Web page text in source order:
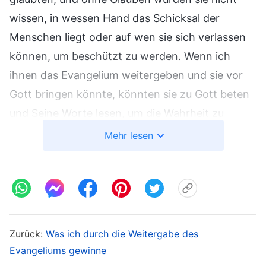
wissen, in wessen Hand das Schicksal der
Menschen liegt oder auf wen sie sich verlassen
können, um beschützt zu werden. Wenn ich
ihnen das Evangelium weitergeben und sie vor
Gott bringen könnte, könnten sie zu Gott beten
und Seine Worte lesen, um die Wahrheit zu
verstehen und so Gottes Schutz zu erhalten. Bei
gehen, um dort das Evangelium zu predigen und
nicht vertraut, und ich wusste auch nicht, wo
Mehr lesen
Zurück: Was ich durch die Weitergabe des
Evangeliums gewinne